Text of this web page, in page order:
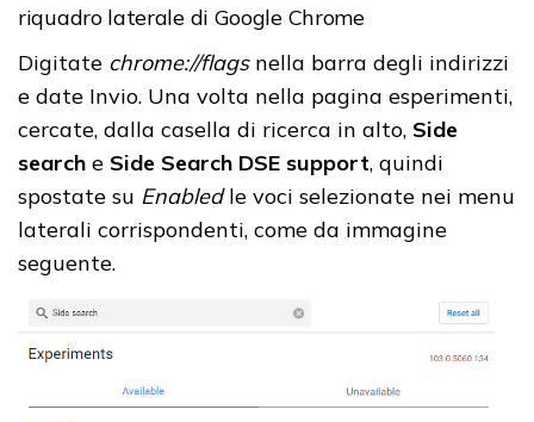
riquadro laterale di Google Chrome
Digitate chrome://flagsnella barra degli indirizzi
e date Invio. Una volta nella pagina esperimenti,
cercate, dalla casella di ricerca in alto, Side
search e Side Search DSE support, quindi
spostate su Enabledle voci selezionate nei menu
laterali corrispondenti, come da immagine
seguente.